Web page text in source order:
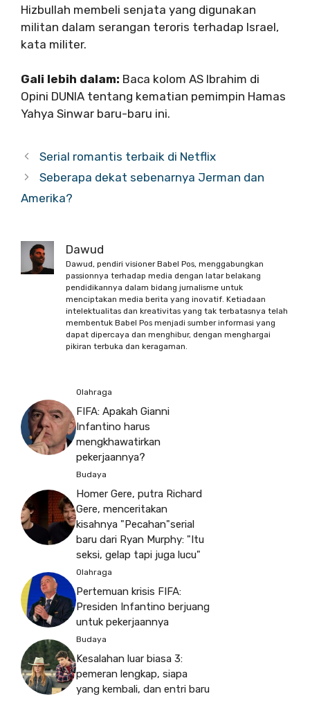
Hizbullah membeli senjata yang digunakan
militan dalam serangan teroris terhadap Israel,
kata militer.
Gali lebih dalam: Baca kolom AS Ibrahim di
Opini DUNIA tentang kematian pemimpin Hamas
Yahya Sinwar baru-baru ini.
Serial romantis terbaik di Netflix
Seberapa dekat sebenarnya Jerman dan
Amerika?
Dawud
Dawud, pendiri visioner Babel Pos, menggabungkan
passionnya terhadap media dengan latar belakang
pendidikannya dalam bidang jurnalisme untuk
menciptakan media berita yang inovatif. Ketiadaan
intelektualitas dan kreativitas yang tak terbatasnya telah
membentuk Babel Pos menjadi sumber informasi yang
dapat dipercaya dan menghibur, dengan menghargai
pikiran terbuka dan keragaman.
Olahraga
FIFA: Apakah Gianni
Infantino harus
mengkhawatirkan
pekerjaannya?
Budaya
Homer Gere, putra Richard
Gere, menceritakan
kisahnya "Pecahan"serial
baru dari Ryan Murphy: "Itu
seksi, gelap tapi juga lucu"
Olahraga
Pertemuan krisis FIFA:
Presiden Infantino berjuang
untuk pekerjaannya
Budaya
Kesalahan luar biasa 3:
pemeran lengkap, siapa
yang kembali, dan entri baru